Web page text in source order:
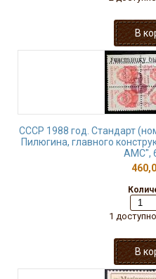
СССР 1988 год. Стандарт
Пилюгина, главного
АМС",
1